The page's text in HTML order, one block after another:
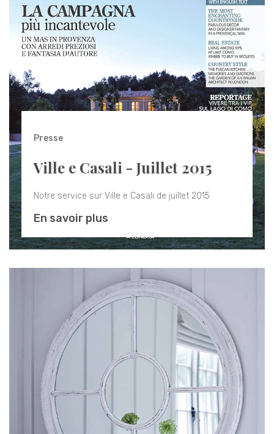
Presse
Ville e Casali - Juillet 2015
Notre service sur Ville e Casali de juillet 2015
En savoir plus